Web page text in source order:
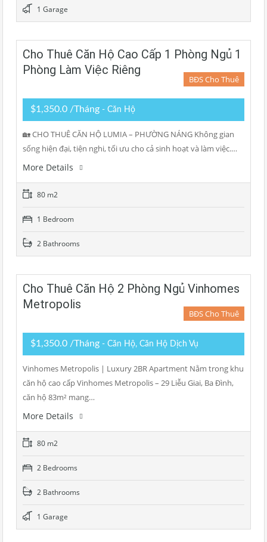
1 Garage
Cho Thuê Căn Hộ Cao Cấp 1 Phòng Ngủ 1
Phòng Làm Việc Riêng
BĐS Cho Thuê
$1,350.0 /Tháng - Căn Hộ
🏡 CHO THUÊ CĂN HỘ LUMIA – PHƯỜNG NÁNG Không gian
sống hiện đại, tiện nghi, tối ưu cho cả sinh hoạt và làm việc.…
More Details
80 m2
1 Bedroom
2 Bathrooms
Cho Thuê Căn Hộ 2 Phòng Ngủ Vinhomes
Metropolis
BĐS Cho Thuê
$1,350.0 /Tháng - Căn Hộ, Căn Hộ Dịch Vụ
Vinhomes Metropolis | Luxury 2BR Apartment Nằm trong khu
căn hộ cao cấp Vinhomes Metropolis – 29 Liễu Giai, Ba Đình,
căn hộ 83m² mang…
More Details
80 m2
2 Bedrooms
2 Bathrooms
1 Garage